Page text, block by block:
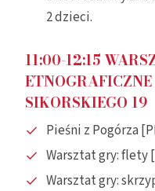
2 dzieci.
11:00-12:15
ETNOGRAFICZNE
SIKORSKIEGO 19
Pieśni z Pogórza
Warsztat gry: flety
Warsztat gry: